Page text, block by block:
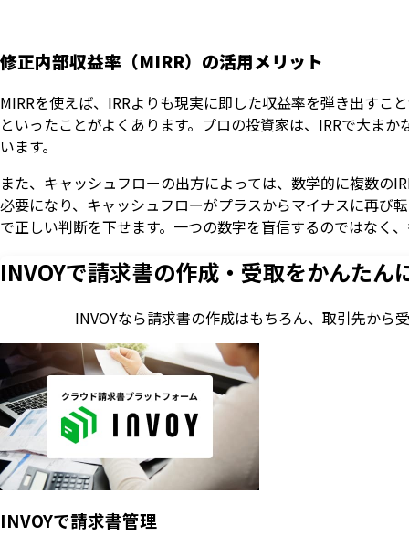
修正内部収益率（MIRR）の活用メリット
MIRRを使えば、IRRよりも現実に即した収益率を弾き出すこ
といったことがよくあります。プロの投資家は、IRRで大ま
います。
また、キャッシュフローの出方によっては、数学的に複数の
必要になり、キャッシュフローがプラスからマイナスに再び
で正しい判断を下せます。一つの数字を盲信するのではなく
INVOYで請求書の作成・ 受取をかんたん
INVOYなら請求書の作成はもちろん、 取引先から
INVOYで請求書管理